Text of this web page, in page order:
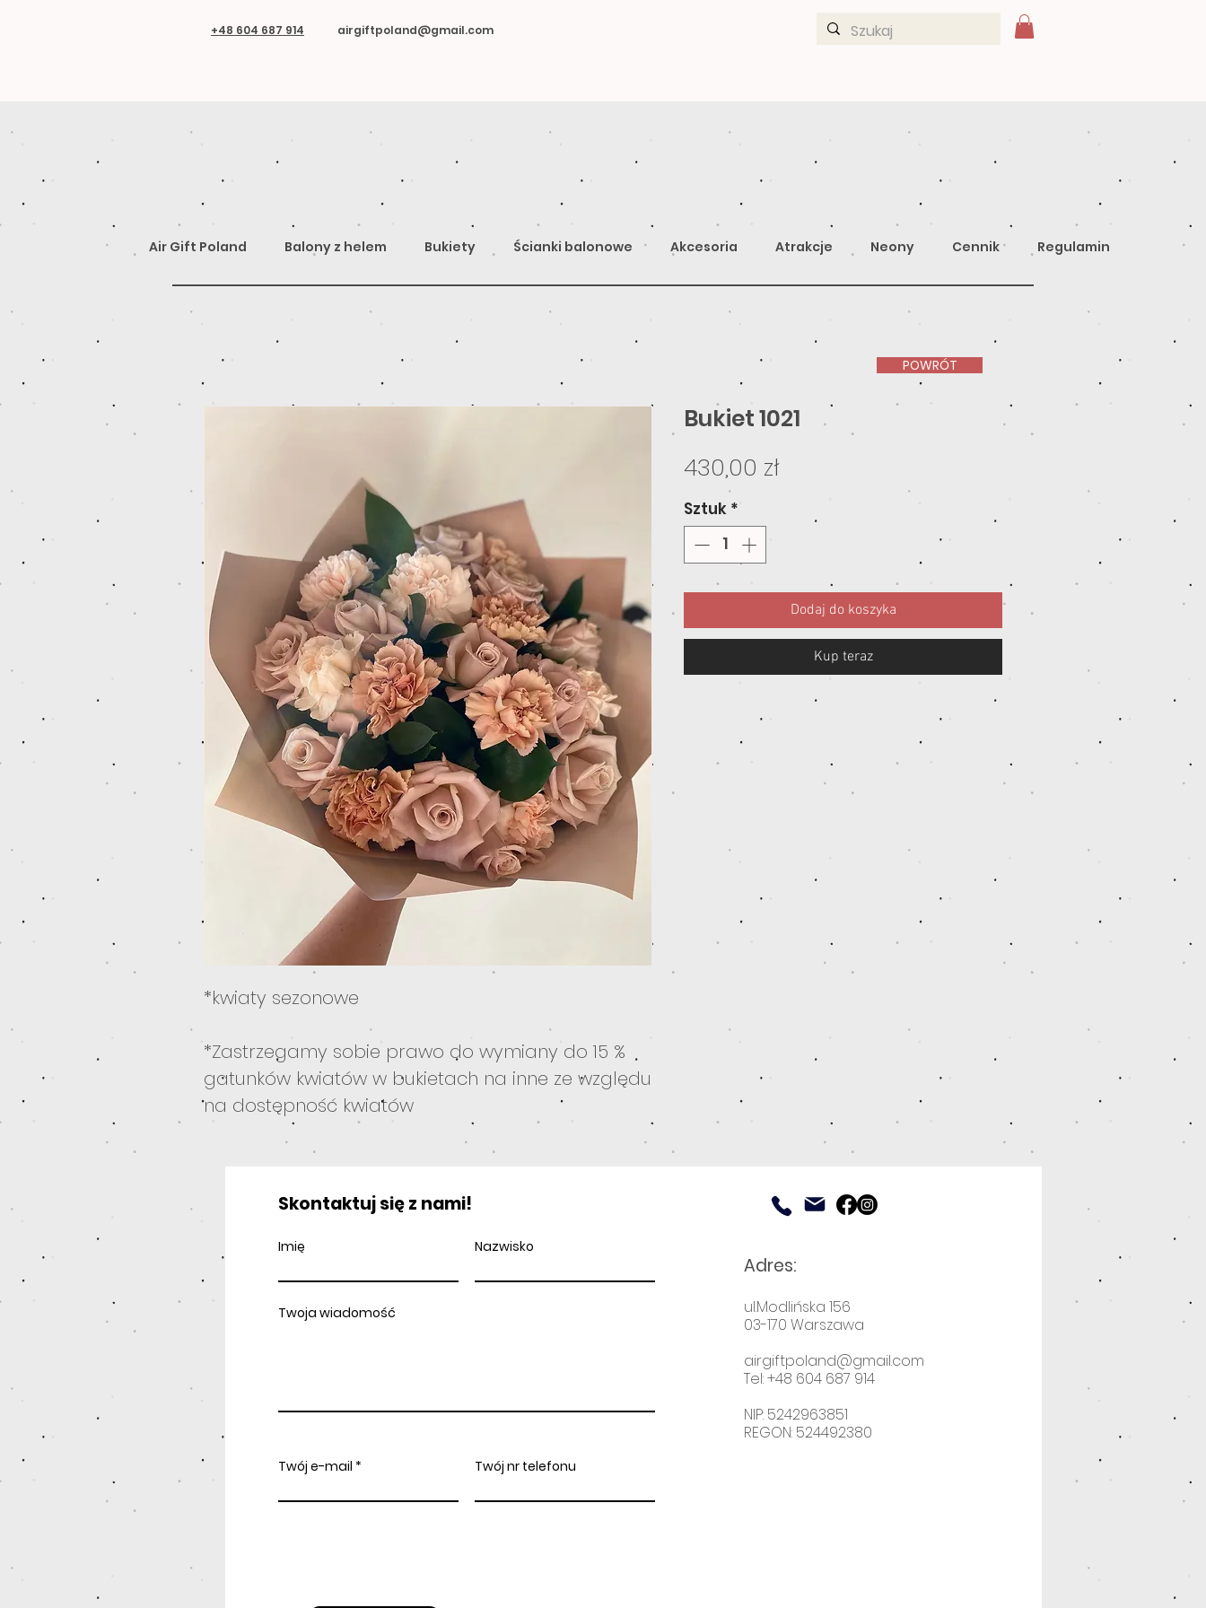
+48 604 687 914 airgiftpoland@gmail.com
Air Gift Poland Balony z helem Bukiety Ścianki balonowe Akcesoria Atrakcje Neony Cennik Regulamin
*kwiaty sezonowe
*Zastrzegamy sobie prawo do wymiany do 15 %
gatunków kwiatów w bukietach na inne ze względu
na dostępność kwiatów
Bukiet 1021
430,00 złCena
Sztuk *
Dodaj do koszyka
Kup teraz
POWRÓT
Skontaktuj się z nami!
Imię Nazwisko
Twoja wiadomość
Twój e-mail Twój nr telefonu
Adres:
ul.Modlińska 156
03-170 Warszawa
airgiftpoland@gmail.com
Tel: +48 604 687 914
NIP: 5242963851
REGON: 524492380